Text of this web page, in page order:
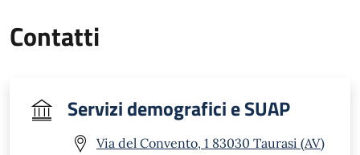
Contatti
Servizi demografici e SUAP
Via del Convento, 1 83030 Taurasi (AV)